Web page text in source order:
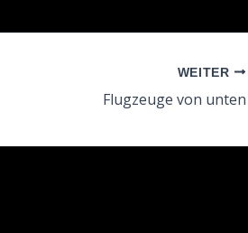
WEITER
Flugzeuge von unten